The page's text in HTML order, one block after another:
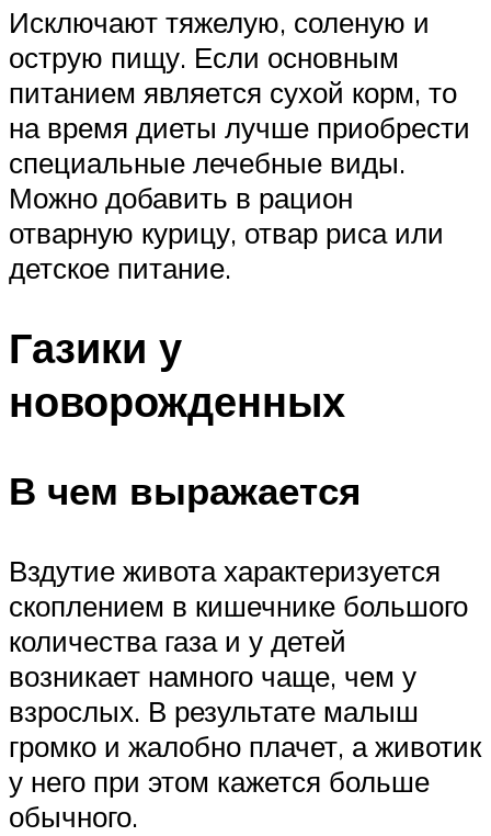
Исключают тяжелую, соленую и
острую пищу. Если основным
питанием является сухой корм, то
на время диеты лучше приобрести
специальные лечебные виды.
Можно добавить в рацион
отварную курицу, отвар риса или
детское питание.
Газики у
новорожденных
В чем выражается
Вздутие живота характеризуется
скоплением в кишечнике большого
количества газа и у детей
возникает намного чаще, чем у
взрослых. В результате малыш
громко и жалобно плачет, а животик
у него при этом кажется больше
обычного.